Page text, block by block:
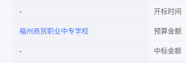
开标时间
福州商贸职业中专学校 预算金额
中标金额